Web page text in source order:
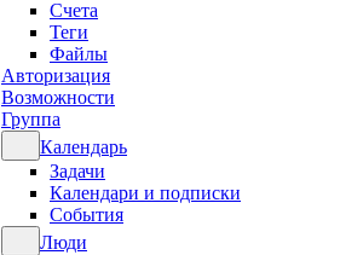
Счета
Теги
Файлы
Авторизация
Возможности
Группа
Календарь
Задачи
Календари и подписки
События
Люди